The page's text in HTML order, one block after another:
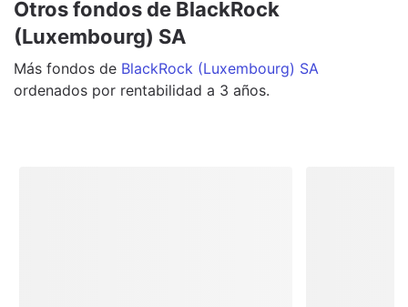
Otros fondos de BlackRock
(Luxembourg) SA
Más fondos de BlackRock (Luxembourg) SA
ordenados por rentabilidad a 3 años.